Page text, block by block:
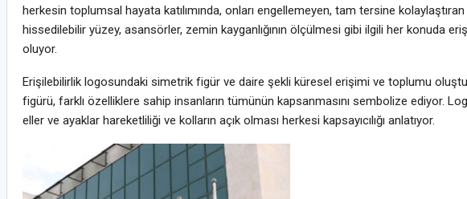
herkesin toplumsal hayata katılımında, onları engellemeyen, tam tersine
hissedilebilir yüzey, asansörler, zemin kayganlığının ölçülmesi gibi ilgili her konuda
oluyor.
Erişilebilirlik logosundaki simetrik figür ve daire şekli küresel erişimi ve toplumu
figürü, farklı özelliklere sahip insanların tümünün kapsanmasını sembolize ediyor.
eller ve ayaklar hareketliliği ve kolların açık olması herkesi kapsayıcılığı anlatıyor.